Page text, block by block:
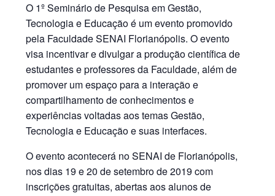
O 1º Seminário de Pesquisa em Gestão,
Tecnologia e Educação é um evento promovido
pela Faculdade SENAI Florianópolis. O evento
visa incentivar e divulgar a produção científica de
estudantes e professores da Faculdade, além de
promover um espaço para a interação e
compartilhamento de conhecimentos e
experiências voltadas aos temas Gestão,
Tecnologia e Educação e suas interfaces.
O evento acontecerá no SENAI de Florianópolis,
nos dias 19 e 20 de setembro de 2019 com
inscrições gratuitas, abertas aos alunos de